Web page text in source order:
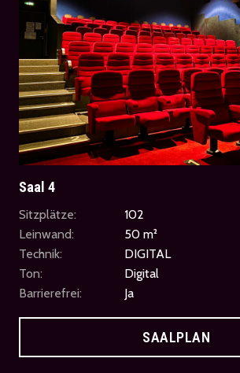
Saal 4
Sitzplätze:
102
Leinwand:
50 m²
Technik:
DIGITAL
Ton:
Digital
Barrierefrei:
Ja
SAALPLAN